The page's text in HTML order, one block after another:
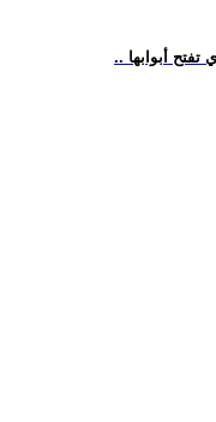
تفتح أبوابها